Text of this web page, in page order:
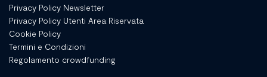
Privacy Policy Newsletter
Privacy Policy Utenti Area Riservata
Cookie Policy
Termini e Condizioni
Regolamento crowdfunding